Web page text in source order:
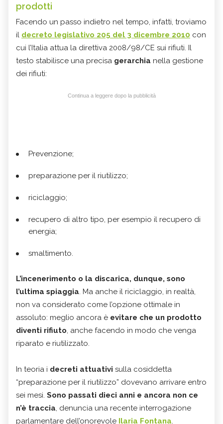
prodotti
Facendo un passo indietro nel tempo, infatti, troviamo
il decreto legislativo 205 del 3 dicembre 2010 con
cui l’Italia attua la direttiva 2008/98/CE sui rifiuti. Il
testo stabilisce una precisa gerarchia nella gestione
dei rifiuti:
Continua a leggere dopo la pubblicità
Prevenzione;
preparazione per il riutilizzo;
riciclaggio;
recupero di altro tipo, per esempio il recupero di
energia;
smaltimento.
L’incenerimento o la discarica, dunque, sono
l’ultima spiaggia. Ma anche il riciclaggio, in realtà,
non va considerato come l’opzione ottimale in
assoluto: meglio ancora è evitare che un prodotto
diventi rifiuto, anche facendo in modo che venga
riparato e riutilizzato.
In teoria i decreti attuativi sulla cosiddetta
“preparazione per il riutilizzo” dovevano arrivare entro
sei mesi. Sono passati dieci anni e ancora non ce
n’è traccia, denuncia una recente interrogazione
parlamentare dell’onorevole Ilaria Fontana.